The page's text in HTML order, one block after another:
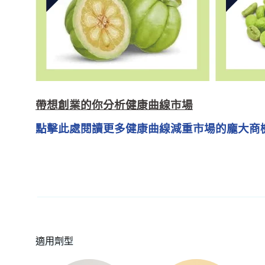
帶想創業的你分析健康曲線市場
點擊此處閱讀更多健康曲線減重市場的龐大商
適用劑型